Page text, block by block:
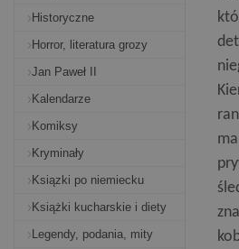
Historyczne
Horror, literatura grozy
Jan Paweł II
Kalendarze
Komiksy
Kryminały
Ksiązki po niemiecku
Książki kucharskie i diety
Legendy, podania, mity